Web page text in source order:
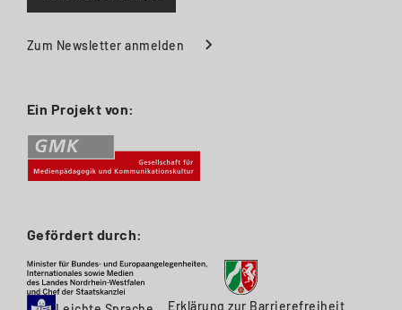
Ein Projekt von:
Zum Newsletter anmelden
Gefördert durch:
Erklärung zur Barrierefreiheit